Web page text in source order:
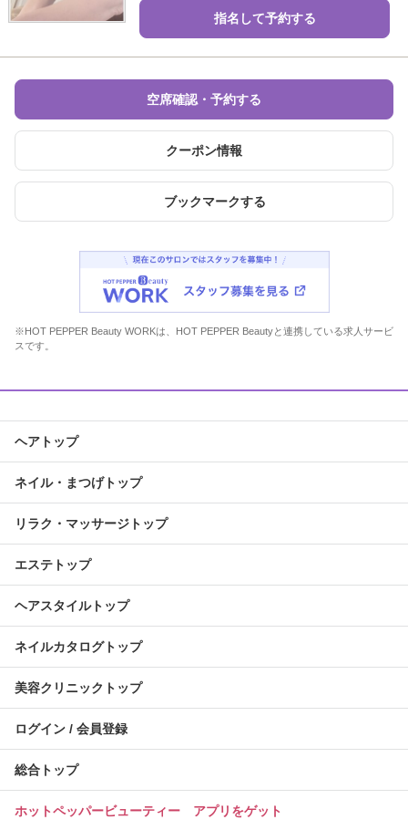
指名して予約する
空席確認・予約する
クーポン情報
ブックマークする
※HOT PEPPER Beauty WORKは、HOT PEPPER Beautyと連携している求人サービ
スです。
ヘアトップ
ネイル・まつげトップ
リラク・マッサージトップ
エステトップ
ヘアスタイルトップ
ネイルカタログトップ
美容クリニックトップ
ログイン / 会員登録
総合トップ
ホットペッパービューティー アプリをゲット